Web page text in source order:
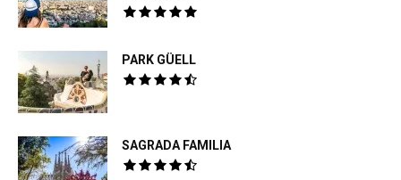
PARK GÜELL
SAGRADA FAMILIA